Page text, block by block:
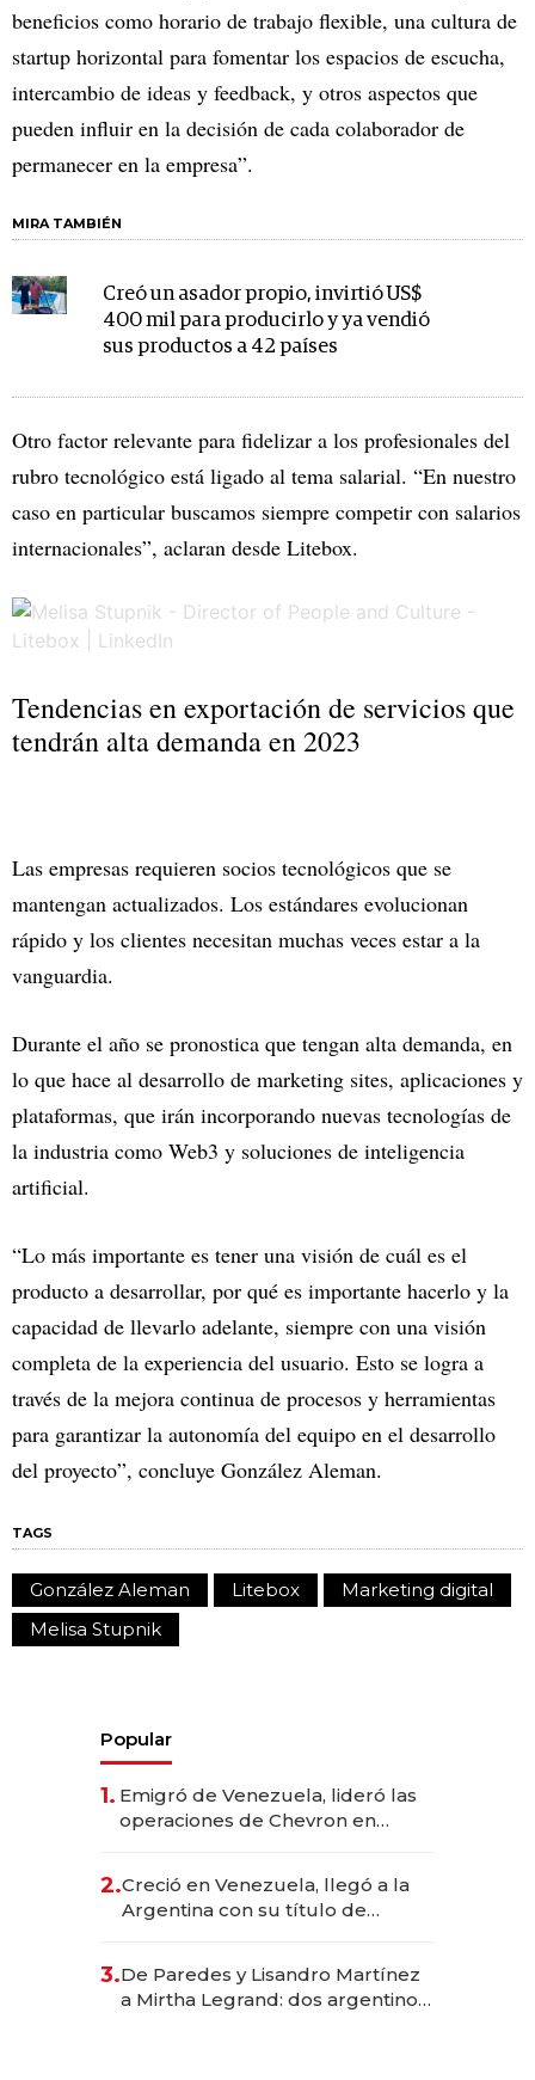
beneficios como horario de trabajo flexible, una cultura de
startup horizontal para fomentar los espacios de escucha,
intercambio de ideas y feedback, y otros aspectos que
pueden influir en la decisión de cada colaborador de
permanecer en la empresa”.
MIRA TAMBIÉN
Creó un asador propio, invirtió US$
400 mil para producirlo y ya vendió
sus productos a 42 países
Otro factor relevante para fidelizar a los profesionales del
rubro tecnológico está ligado al tema salarial. “En nuestro
caso en particular buscamos siempre competir con salarios
internacionales”, aclaran desde Litebox.
Tendencias en exportación de servicios que
tendrán alta demanda en 2023
Las empresas requieren socios tecnológicos que se
mantengan actualizados. Los estándares evolucionan
rápido y los clientes necesitan muchas veces estar a la
vanguardia.
Durante el año se pronostica que tengan alta demanda, en
lo que hace al desarrollo de marketing sites, aplicaciones y
plataformas, que irán incorporando nuevas tecnologías de
la industria como Web3 y soluciones de inteligencia
artificial.
“Lo más importante es tener una visión de cuál es el
producto a desarrollar, por qué es importante hacerlo y la
capacidad de llevarlo adelante, siempre con una visión
completa de la experiencia del usuario. Esto se logra a
través de la mejora continua de procesos y herramientas
para garantizar la autonomía del equipo en el desarrollo
del proyecto”, concluye González Aleman.
TAGS
González Aleman Litebox
Marketing digital
Melisa Stupnik
Popular
1. Emigró de Venezuela, lideró las
operaciones de Chevron en
2.Creció en Venezuela, llegó a la
Argentina con su título de
las marcas "fast premium"
3.De Paredes y Lisandro Martínez
a Mirtha Legrand: dos argentinos